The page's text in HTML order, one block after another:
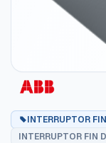
INTERRUPTOR
INTERRUPTOR FIN